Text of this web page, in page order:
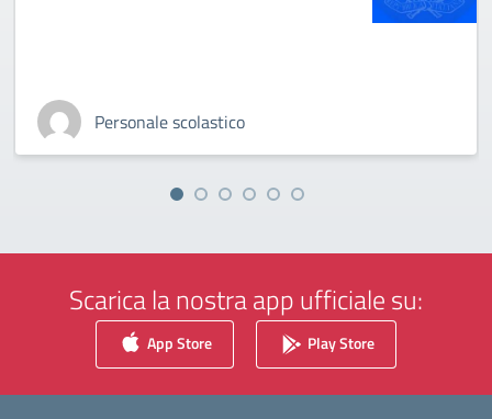
Personale scolastico
Scarica la nostra app ufficiale su:
App Store Play Store